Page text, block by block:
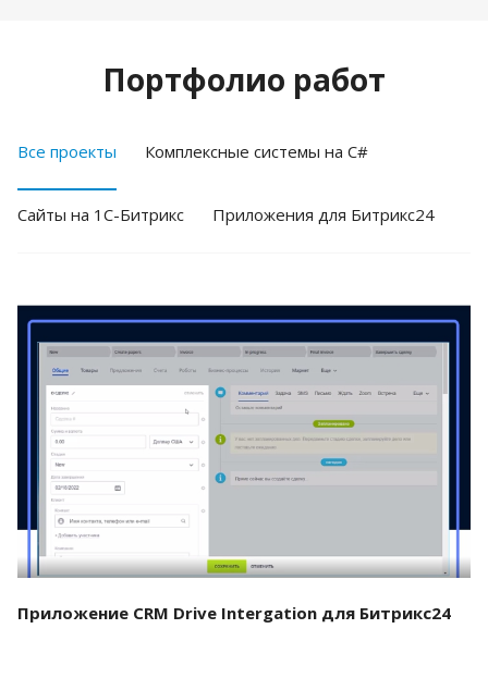
Портфолио работ
Все проекты Комплексные системы на C#
Cайты на 1С-Битрикс Приложения для Битрикс24
Смотреть проект
Приложение CRM Drive Intergation для Битрикс24